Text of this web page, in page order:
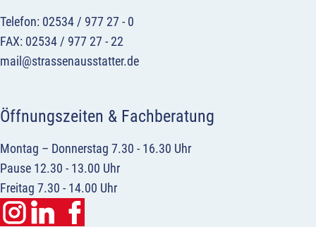
Telefon: 02534 / 977 27 - 0
FAX: 02534 / 977 27 - 22
mail@strassenausstatter.de
Öffnungszeiten & Fachberatung
Montag – Donnerstag 7.30 - 16.30 Uhr
Pause 12.30 - 13.00 Uhr
Freitag 7.30 - 14.00 Uhr